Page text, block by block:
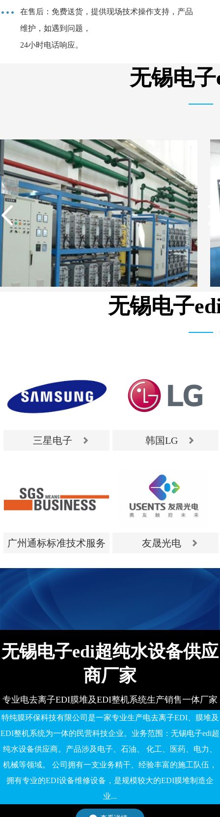
在售后：免费送货，提供现场技术操作支持，产品
维护，如遇到问题，
24小时电话响应。
无锡电
无锡电子
三星电子
三星电子
韩国LG
韩国LG
广州通标标准技术服务
广州通标标准技术服务
有限公司
友晟光电
无锡电子edi超纯水设备供应
商厂家
专业电去离子EDI膜堆及EDI整机系统生产销售一体厂家
特纯膜环保科技有限公司是一家专业生产电去离子EDI、膜堆及
EDI整机系统为一体的民营科技企业。业务范围：无锡电子edi超
纯水设备供应商。产品涉及电子、石油、 化工、医药、电力、
机械等领域。 公司拥有一支业务精干、经验丰富的施工队伍，
拥有专业的EDI设备维修设备，是规模较大的EDI膜堆制造企
业...